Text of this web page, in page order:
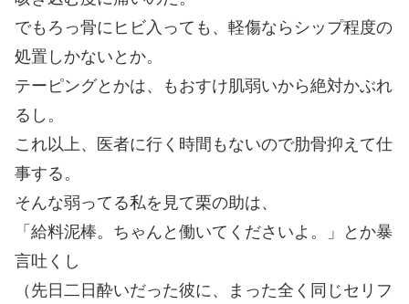
でもろっ骨にヒビ入っても、軽傷ならシップ程度の
処置しかないとか。
テーピングとかは、もおすけ肌弱いから絶対かぶれ
るし。
これ以上、医者に行く時間もないので肋骨抑えて仕
事する。
そんな弱ってる私を見て栗の助は、
「給料泥棒。ちゃんと働いてくださいよ。」とか暴
言吐くし
（先日二日酔いだった彼に、まった全く同じセリフ